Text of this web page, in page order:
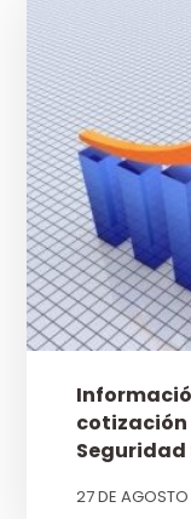
cotización
Seguridad
27 DE